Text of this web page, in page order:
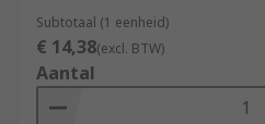
Subtotaal (1 eenheid)
€ 14,38(excl. BTW)
Aantal